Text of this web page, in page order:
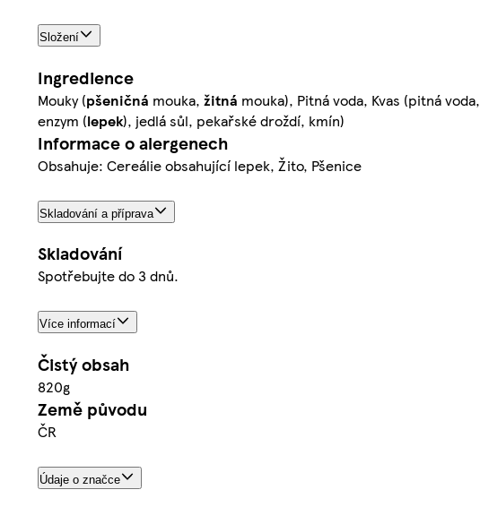
Složení
Ingredience
Mouky (pšeničná mouka, žitná mouka), Pitná voda, Kvas (pitná voda,
enzym (lepek), jedlá sůl, pekařské droždí, kmín)
Informace o alergenech
Obsahuje: Cereálie obsahující lepek, Žito, Pšenice
Skladování a příprava
Skladování
Spotřebujte do 3 dnů.
Více informací
Čistý obsah
820g
Země původu
ČR
Údaje o značce